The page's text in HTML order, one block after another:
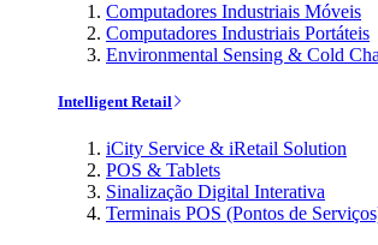
Computadores Industriais Móveis
Computadores Industriais Portáteis
Environmental Sensing & Cold
Intelligent Retail
iCity Service & iRetail Solution
POS & Tablets
Sinalização Digital Interativa
Terminais POS (Pontos de